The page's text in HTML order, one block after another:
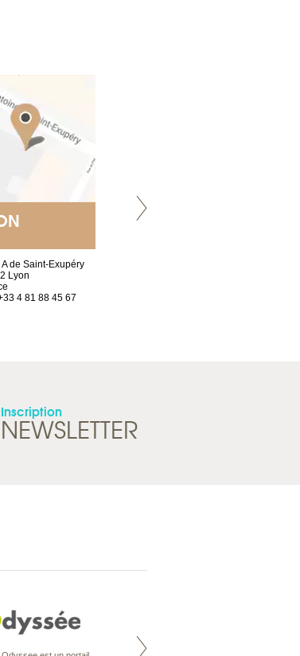
A de Saint-Exupéry
Lyon
4 81 88 45 67
Inscription
NEWSLETTER